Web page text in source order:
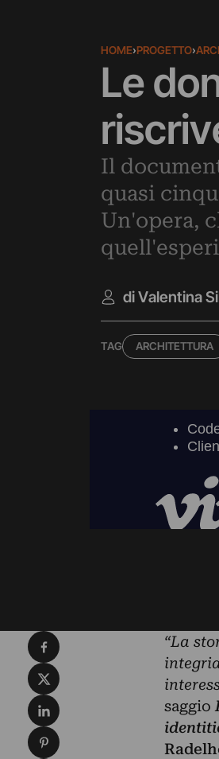
HOME›PROGETTO›
Le
Il
quasi
Un'opera,
di Valentina
TAG ARCHITETTURA
“La
saggio
Condividi su Facebook
Condividi su X
Condividi su LinkedIn
Condividi su Pinterest